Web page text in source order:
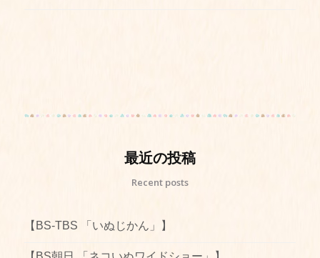
最近の投稿
Recent posts
【BS-TBS 「いぬじかん」】